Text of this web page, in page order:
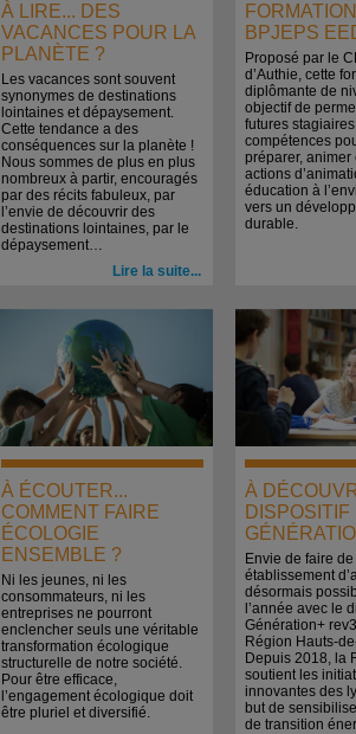
À LIRE... DES
VACANCES POUR LA
PLANÈTE ?
Les vacances sont souvent
synonymes de destinations
lointaines et dépaysement.
Cette tendance a des
conséquences sur la planète !
Nous sommes de plus en plus
nombreux à partir, encouragés
par des récits fabuleux, par
l’envie de découvrir des
destinations lointaines, par le
dépaysement…
Lire la suite...
BPJEPS
Proposé par le
d’Authie, cette
diplômante de
objectif de
futures
compétences
préparer, animer
actions
éducation à
vers un
durable.
À ÉCOUTER...
COMMENT FAIRE
ÉCOLOGIE
ENSEMBLE ?
Ni les jeunes, ni les
consommateurs, ni les
entreprises ne pourront
enclencher seuls une véritable
transformation écologique
structurelle de notre société.
Pour être efficace,
l’engagement écologique doit
être pluriel et diversifié.
À
DISPOSITIF
Envie de faire
établissement
désormais
l’année avec le
Génération+
Région Hauts-
Depuis 2018, la
soutient les
innovantes des
but de
de transition